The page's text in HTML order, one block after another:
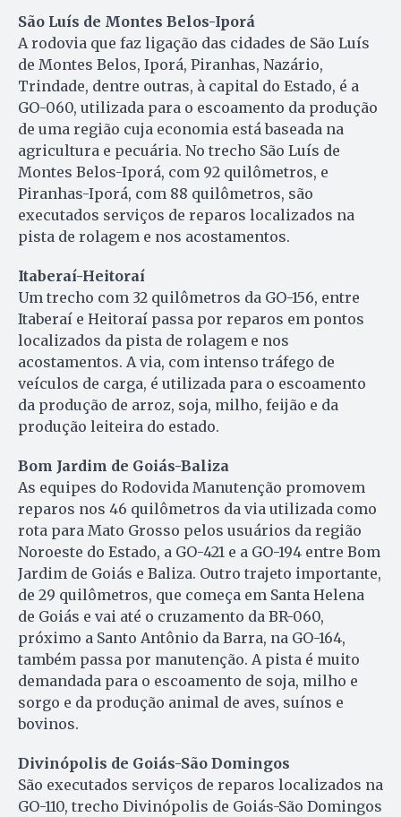
São Luís de Montes Belos-Iporá
A rodovia que faz ligação das cidades de São Luís
de Montes Belos, Iporá, Piranhas, Nazário,
Trindade, dentre outras, à capital do Estado, é a
GO-060, utilizada para o escoamento da produção
de uma região cuja economia está baseada na
agricultura e pecuária. No trecho São Luís de
Montes Belos-Iporá, com 92 quilômetros, e
Piranhas-Iporá, com 88 quilômetros, são
executados serviços de reparos localizados na
pista de rolagem e nos acostamentos.
Itaberaí-Heitoraí
Um trecho com 32 quilômetros da GO-156, entre
Itaberaí e Heitoraí passa por reparos em pontos
localizados da pista de rolagem e nos
acostamentos. A via, com intenso tráfego de
veículos de carga, é utilizada para o escoamento
da produção de arroz, soja, milho, feijão e da
produção leiteira do estado.
Bom Jardim de Goiás-Baliza
As equipes do Rodovida Manutenção promovem
reparos nos 46 quilômetros da via utilizada como
rota para Mato Grosso pelos usuários da região
Noroeste do Estado, a GO-421 e a GO-194 entre Bom
Jardim de Goiás e Baliza. Outro trajeto importante,
de 29 quilômetros, que começa em Santa Helena
de Goiás e vai até o cruzamento da BR-060,
próximo a Santo Antônio da Barra, na GO-164,
também passa por manutenção. A pista é muito
demandada para o escoamento de soja, milho e
sorgo e da produção animal de aves, suínos e
bovinos.
Divinópolis de Goiás-São Domingos
São executados serviços de reparos localizados na
GO-110, trecho Divinópolis de Goiás-São Domingos